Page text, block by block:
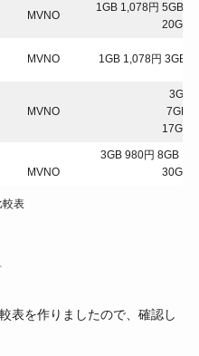
MVNO
1GB 1,078円 5GB
20GB
MVNO 1GB 1,078円 3GB
MVNO
3GB
17GB
MVNO
3GB 980円 8GB
30GB
較表
表を作りましたので、確認し